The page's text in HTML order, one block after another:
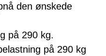
den ønskede
på 290 kg.
på 290 kg